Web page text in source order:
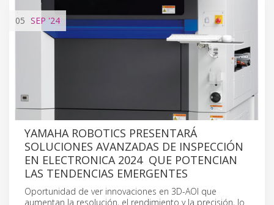
05 SEP '24
YAMAHA ROBOTICS PRESENTARÁ
SOLUCIONES AVANZADAS DE INSPECCIÓN
EN ELECTRONICA 2024 QUE POTENCIAN
LAS TENDENCIAS EMERGENTES
Oportunidad de ver innovaciones en 3D-AOI que
aumentan la resolución, el rendimiento y la precisión, lo